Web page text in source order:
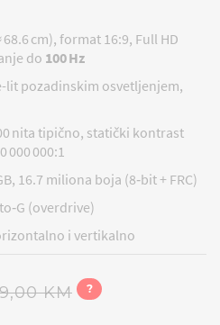
68.6 cm), format 16:9, Full HD
do 100 Hz
lit pozadinskim osvetljenjem,
nita tipično, statički kontrast
000 000:1
16.7 miliona boja (8‑bit + FRC)
(overdrive)
i vertikalno
KM ?